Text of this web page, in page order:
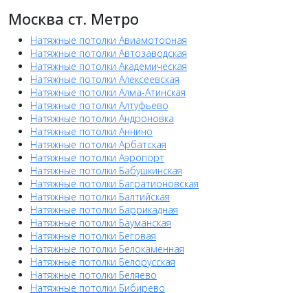
Москва ст. Метро
Натяжные потолки Авиамоторная
Натяжные потолки Автозаводская
Натяжные потолки Академическая
Натяжные потолки Алексеевская
Натяжные потолки Алма-Атинская
Натяжные потолки Алтуфьево
Натяжные потолки Андроновка
Натяжные потолки Аннино
Натяжные потолки Арбатская
Натяжные потолки Аэропорт
Натяжные потолки Бабушкинская
Натяжные потолки Багратионовская
Натяжные потолки Балтийская
Натяжные потолки Баррикадная
Натяжные потолки Бауманская
Натяжные потолки Беговая
Натяжные потолки Белокаменная
Натяжные потолки Белорусская
Натяжные потолки Беляево
Натяжные потолки Бибирево